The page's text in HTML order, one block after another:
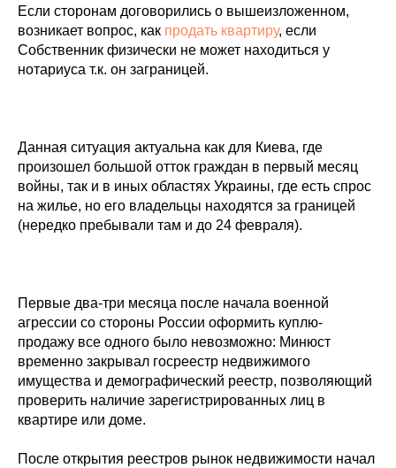
Если сторонам договорились о вышеизложенном,
возникает вопрос, как продать квартиру, если
Собственник физически не может находиться у
нотариуса т.к. он заграницей.
Данная ситуация актуальна как для Киева, где
произошел большой отток граждан в первый месяц
войны, так и в иных областях Украины, где есть спрос
на жилье, но его владельцы находятся за границей
(нередко пребывали там и до 24 февраля).
Первые два-три месяца после начала военной
агрессии со стороны России оформить куплю-
продажу все одного было невозможно: Минюст
временно закрывал госреестр недвижимого
имущества и демографический реестр, позволяющий
проверить наличие зарегистрированных лиц в
квартире или доме.
После открытия реестров рынок недвижимости начал